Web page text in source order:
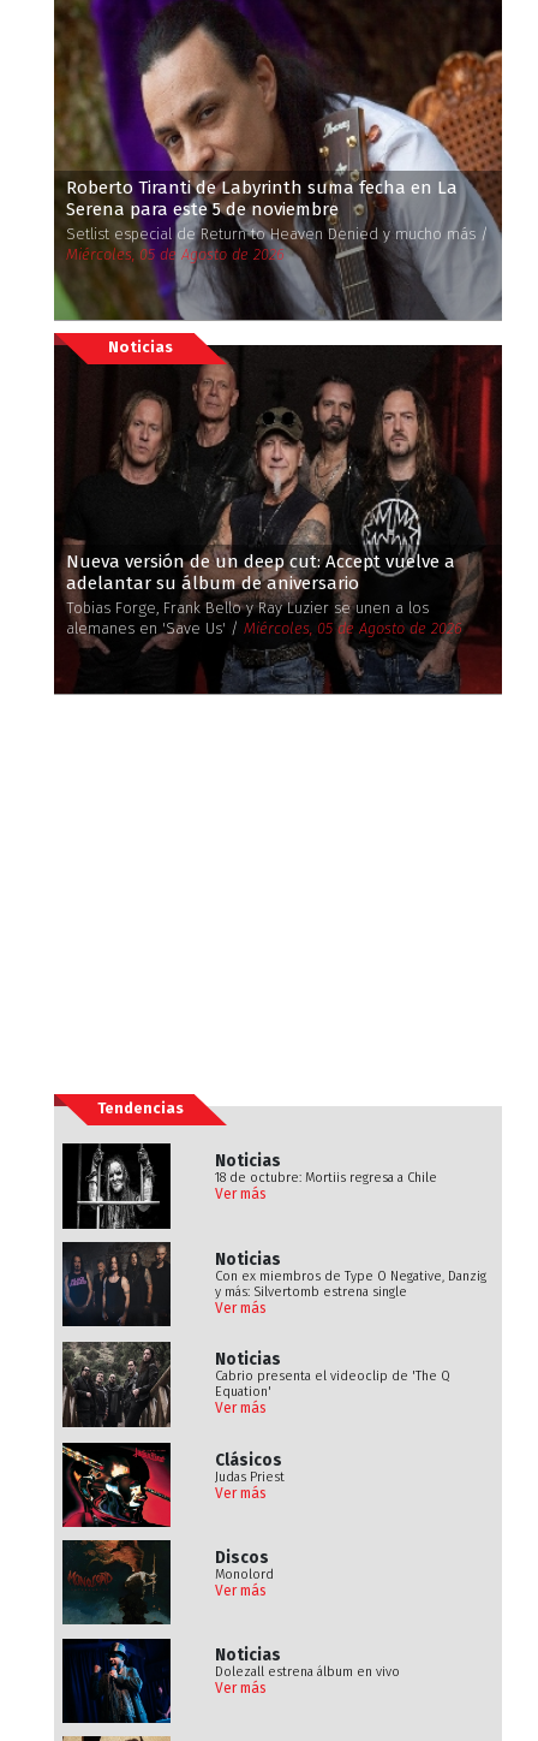
Roberto Tiranti de Labyrinth suma fecha en La
Serena para este 5 de noviembre
Setlist especial de Return to Heaven Denied y mucho más /
Miércoles, 05 de Agosto de 2026
Noticias
Nueva versión de un deep cut: Accept vuelve a
adelantar su álbum de aniversario
Tobias Forge, Frank Bello y Ray Luzier se unen a los
alemanes en 'Save Us' / Miércoles, 05 de Agosto de 2026
Tendencias
Noticias
18 de octubre: Mortiis regresa a Chile
Ver más
Noticias
Con ex miembros de Type O Negative, Danzig
y más: Silvertomb estrena single
Ver más
Noticias
Cabrio presenta el videoclip de 'The Q
Equation'
Ver más
Clásicos
Judas Priest
Ver más
Discos
Monolord
Ver más
Noticias
Dolezall estrena álbum en vivo
Ver más